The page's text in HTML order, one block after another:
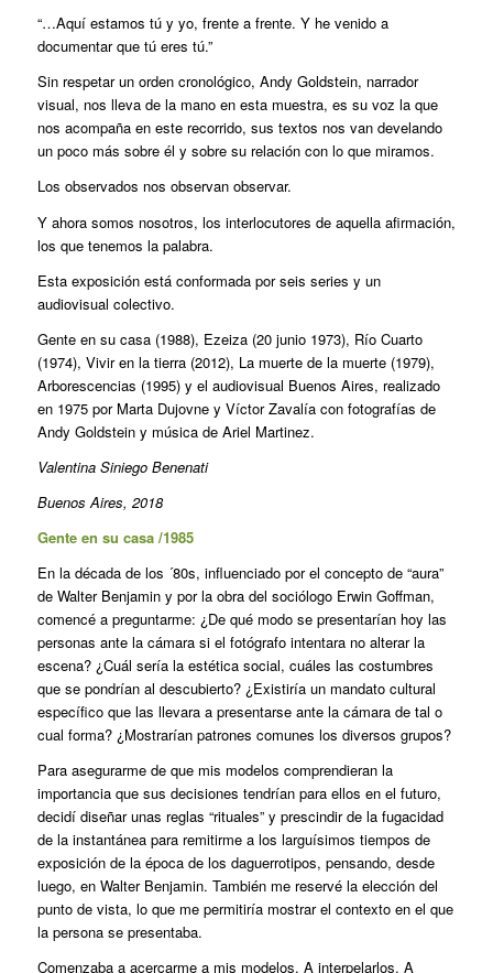
“…Aquí estamos tú y yo, frente a frente. Y he venido a
documentar que tú eres tú.”
Sin respetar un orden cronológico, Andy Goldstein, narrador
visual, nos lleva de la mano en esta muestra, es su voz la que
nos acompaña en este recorrido, sus textos nos van develando
un poco más sobre él y sobre su relación con lo que miramos.
Los observados nos observan observar.
Y ahora somos nosotros, los interlocutores de aquella afirmación,
los que tenemos la palabra.
Esta exposición está conformada por seis series y un
audiovisual colectivo.
Gente en su casa (1988), Ezeiza (20 junio 1973), Río Cuarto
(1974), Vivir en la tierra (2012), La muerte de la muerte (1979),
Arborescencias (1995) y el audiovisual Buenos Aires, realizado
en 1975 por Marta Dujovne y Víctor Zavalía con fotografías de
Andy Goldstein y música de Ariel Martinez.
Valentina Siniego Benenati
Buenos Aires, 2018
Gente en su casa /1985
En la década de los ´80s, influenciado por el concepto de “aura”
de Walter Benjamin y por la obra del sociólogo Erwin Goffman,
comencé a preguntarme: ¿De qué modo se presentarían hoy las
personas ante la cámara si el fotógrafo intentara no alterar la
escena? ¿Cuál sería la estética social, cuáles las costumbres
que se pondrían al descubierto? ¿Existiría un mandato cultural
específico que las llevara a presentarse ante la cámara de tal o
cual forma? ¿Mostrarían patrones comunes los diversos grupos?
Para asegurarme de que mis modelos comprendieran la
importancia que sus decisiones tendrían para ellos en el futuro,
decidí diseñar unas reglas “rituales” y prescindir de la fugacidad
de la instantánea para remitirme a los larguísimos tiempos de
exposición de la época de los daguerrotipos, pensando, desde
luego, en Walter Benjamin. También me reservé la elección del
punto de vista, lo que me permitiría mostrar el contexto en el que
la persona se presentaba.
Comenzaba a acercarme a mis modelos. A interpelarlos. A